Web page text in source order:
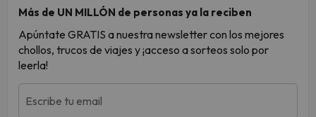
Más de UN MILLÓN de personas ya la reciben
Apúntate GRATIS a nuestra newsletter con los mejores
chollos, trucos de viajes y ¡acceso a sorteos solo por
leerla!
Escribe tu email